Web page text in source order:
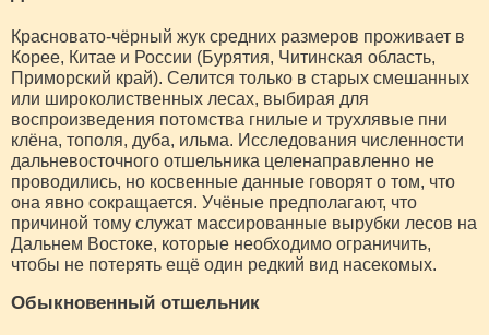
Красновато-чёрный жук средних размеров проживает в
Корее, Китае и России (Бурятия, Читинская область,
Приморский край). Селится только в старых смешанных
или широколиственных лесах, выбирая для
воспроизведения потомства гнилые и трухлявые пни
клёна, тополя, дуба, ильма. Исследования численности
дальневосточного отшельника целенаправленно не
проводились, но косвенные данные говорят о том, что
она явно сокращается. Учёные предполагают, что
причиной тому служат массированные вырубки лесов на
Дальнем Востоке, которые необходимо ограничить,
чтобы не потерять ещё один редкий вид насекомых.
Обыкновенный отшельник